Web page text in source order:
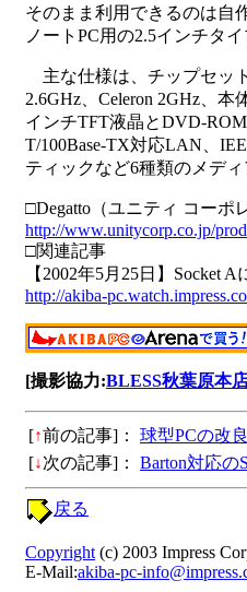
そのまま利用できるのは自
ノートPC用の2.5インチタ
主な仕様は、チップセッ
2.6GHz、Celeron 2GHz、
インチTFT液晶とDVD-
T/100Base-TX対応LAN、
ティックなど6種類のメデ
□Degatto（ユニティ コーポ
http://www.unitycorp.co.jp/
□関連記事
【2002年5月25日】Socket
http://akiba-
[撮影協力:BLESS秋葉原本
[↑前の記事]：
球型PCの改
[↓次の記事]： Barton対応の
戻る
Copyright (c) 2003 Impress
E-Mail:akiba-pc-